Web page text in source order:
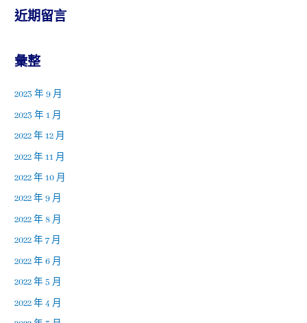
近期留言
彙整
2023 年 9 月
2023 年 1 月
2022 年 12 月
2022 年 11 月
2022 年 10 月
2022 年 9 月
2022 年 8 月
2022 年 7 月
2022 年 6 月
2022 年 5 月
2022 年 4 月